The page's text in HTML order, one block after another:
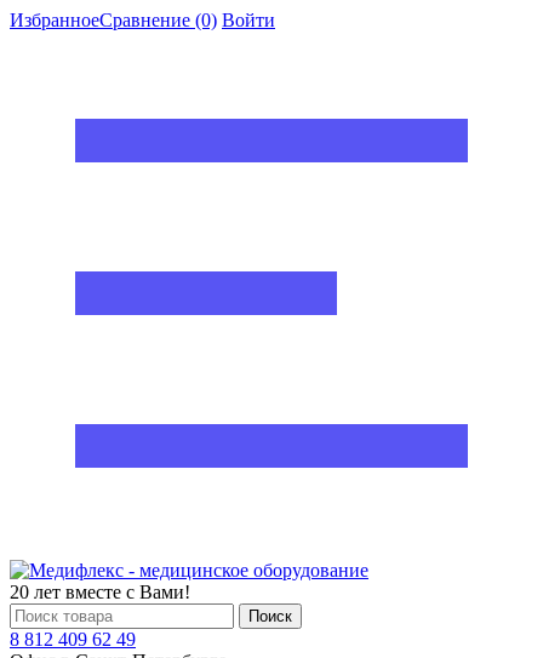
ИзбранноеСравнение (0) Войти
20 лет вместе с Вами!
Поиск
8 812 409 62 49